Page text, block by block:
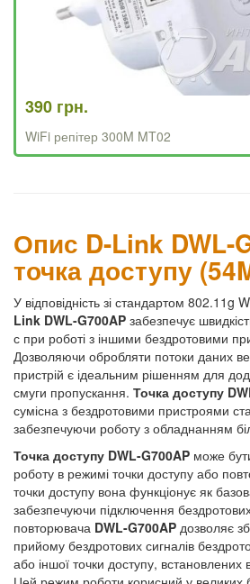
390 грн.
WiFi репітер 300M MT02
Опис D-Link DWL-
точка доступу
У відповідність зі стандартом 802.11g
Link DWL-G700AP забезпечує
с при роботі з іншими бездротовими
Дозволяючи обробляти потоки даних
пристрій є ідеальним рішенням для
смуги пропускання. Точка доступу
сумісна з бездротовими пристроями
забезпечуючи роботу з обладнанням
Точка доступу DWL-G700AP може
роботу в режимі точки доступу або
точки доступу вона функціонує як
забезпечуючи підключення
повторювача DWL-G700AP дозволяє
прийому бездротових сигналів
або іншої точки доступу, встановлених